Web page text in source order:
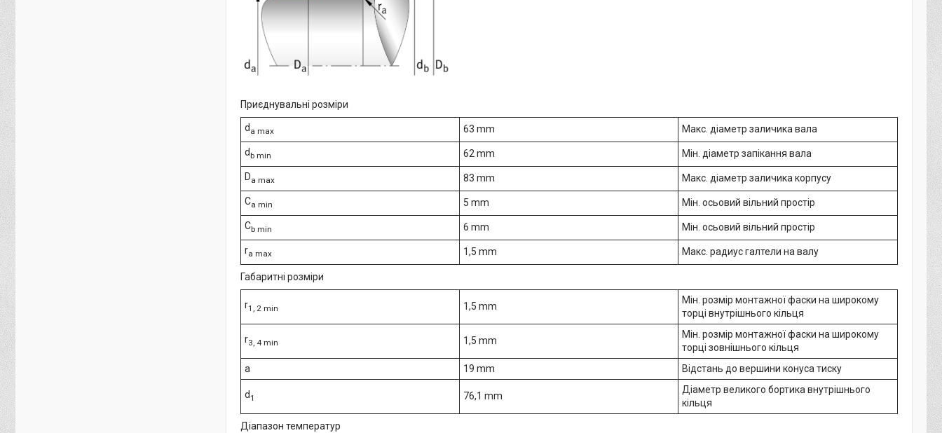
Приєднувальні розміри
d a max 63 mm Макс. діаметр заличика вала
db min 62 mm Мін. діаметр запікання вала
Da max 83 mm Макс. діаметр заличика корпусу
Ca min 5 mm Мін. осьовий вільний простір
Cb min 6 mm Мін. осьовий вільний простір
ra max 1,5 mm Макс. радиус галтели на валу
Габаритні розміри
r1, 2 min 1,5 mm
Мін. розмір монтажної фаски на широкому
торці внутрішнього кільця
r3, 4 min 1,5 mm
Мін. розмір монтажної фаски на широкому
торці зовнішнього кільця
a
19 mm Відстань до вершини конуса тиску
d1 76,1 mm
Діаметр великого бортика внутрішнього
кільця
Діапазон температур